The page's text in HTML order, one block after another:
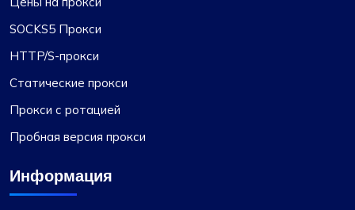
SOCKS5 Прокси
HTTP/S-прокси
Статические прокси
Прокси с ротацией
Пробная версия прокси
Информация